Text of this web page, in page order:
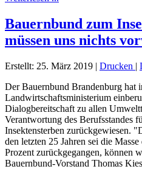
Bauernbund zum
müssen uns nichts
Erstellt: 25. März 2019 | Drucken |
Der Bauernbund Brandenburg hat
Landwirtschaftsministerium
Dialogbereitschaft zu allen
Verantwortung des Berufsstandes
Insektensterben zurückgewiesen.
den letzten 25 Jahren sei die
Prozent zurückgegangen, können
Bauernbund-Vorstand Thomas